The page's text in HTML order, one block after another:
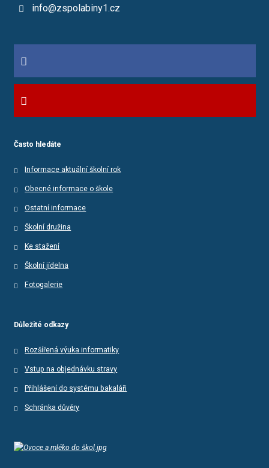
info@zspolabiny1.cz
Často hledáte
Informace aktuální školní rok
Obecné informace o škole
Ostatní informace
Školní družina
Ke stažení
Školní jídelna
Fotogalerie
Důležité odkazy
Rozšířená výuka informatiky
Vstup na objednávku stravy
Přihlášení do systému bakaláři
Schránka důvěry